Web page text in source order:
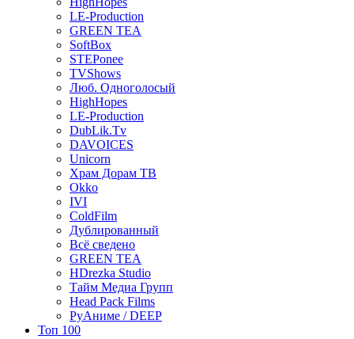
LE-Production
GREEN TEA
SoftBox
STEPonee
TVShows
Люб. Одноголосый
HighHopes
LE-Production
DubLik.Tv
DAVOICES
Unicorn
Храм Дорам ТВ
Okko
IVI
ColdFilm
Дублированный
Всё сведено
GREEN TEA
HDrezka Studio
Тайм Медиа Групп
Head Pack Films
РуАниме / DEEP
Топ 100